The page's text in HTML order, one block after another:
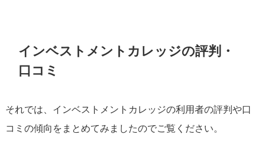
インベストメントカレッジの評判・
口コミ
それでは、インベストメントカレッジの利用者の評判や口
コミの傾向をまとめてみましたのでご覧ください。